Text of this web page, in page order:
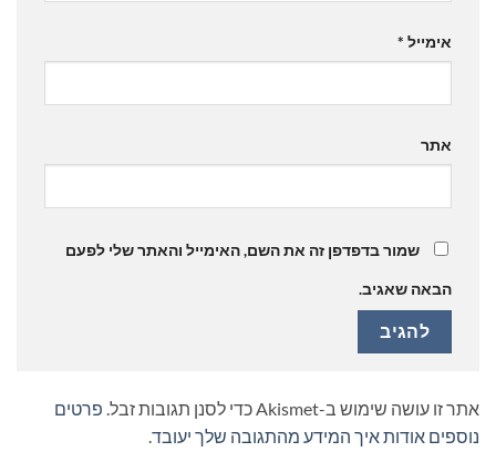
אימייל *
אתר
שמור בדפדפן זה את השם, האימייל והאתר שלי לפעם
הבאה שאגיב.
אתר זו עושה שימוש ב-Akismet כדי לסנן תגובות זבל.
פרטים
נוספים אודות איך המידע מהתגובה שלך יעובד